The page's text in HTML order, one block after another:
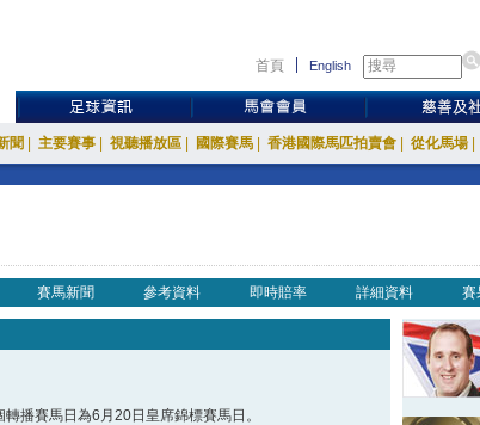
首頁 English
聞 主要賽事 視聽播放區 國際賽馬 香港國際馬匹拍賣會 從化馬場
賽馬新聞 參考資料 即時賠率 詳細資料 賽
播賽馬日為6月20日皇席錦標賽馬日。